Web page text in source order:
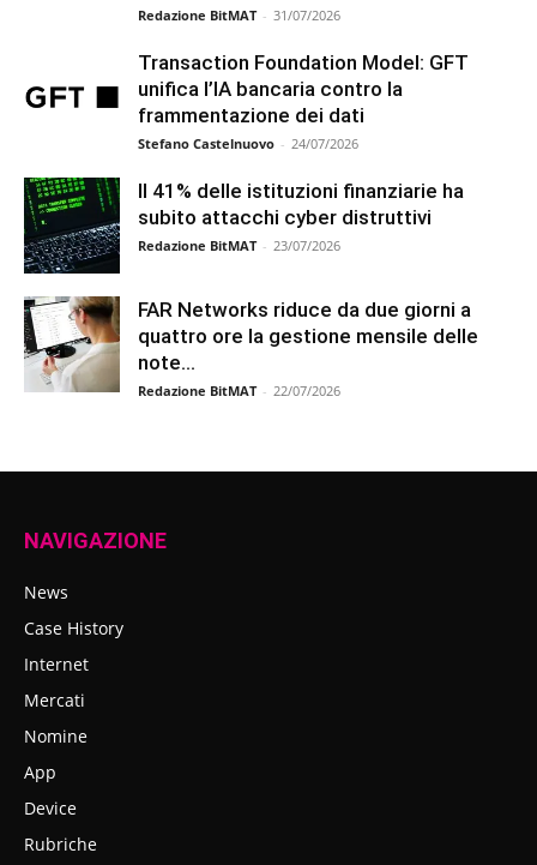
Redazione BitMAT - 31/07/2026
Transaction Foundation Model: GFT
unifica l’IA bancaria contro la
frammentazione dei dati
Stefano Castelnuovo - 24/07/2026
Il 41% delle istituzioni finanziarie ha
subito attacchi cyber distruttivi
Redazione BitMAT - 23/07/2026
FAR Networks riduce da due giorni a
quattro ore la gestione mensile delle
note...
Redazione BitMAT - 22/07/2026
NAVIGAZIONE
News
Case History
Internet
Mercati
Nomine
App
Device
Rubriche